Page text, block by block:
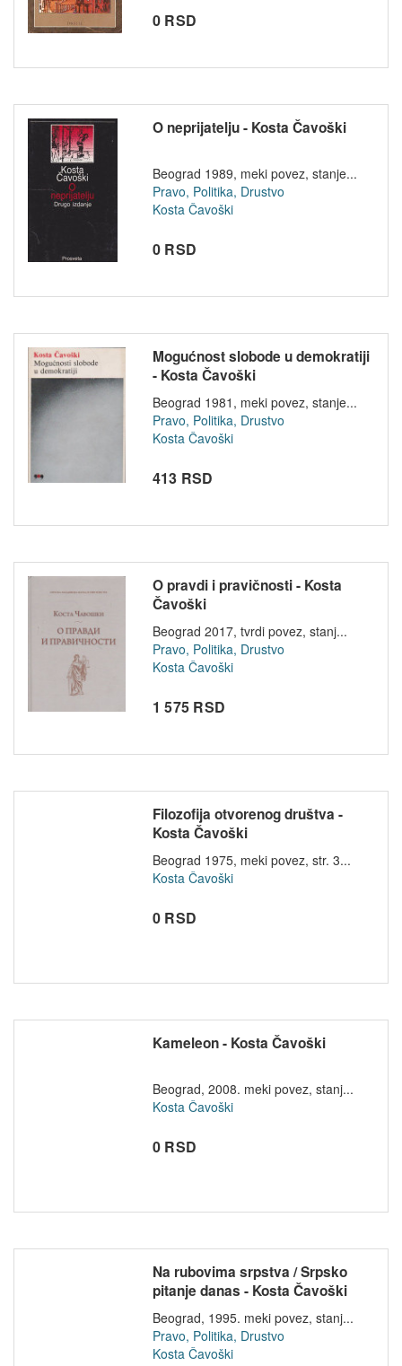
0 RSD
O neprijatelju - Kosta Čavoški
Beograd 1989, meki povez, stanje...
Pravo, Politika, Drustvo
Kosta Čavoški
0 RSD
Mogućnost slobode u demokratiji
- Kosta Čavoški
Beograd 1981, meki povez, stanje...
Pravo, Politika, Drustvo
Kosta Čavoški
413 RSD
O pravdi i pravičnosti - Kosta
Čavoški
Beograd 2017, tvrdi povez, stanj...
Pravo, Politika, Drustvo
Kosta Čavoški
1 575 RSD
Filozofija otvorenog društva -
Kosta Čavoški
Beograd 1975, meki povez, str. 3...
Kosta Čavoški
0 RSD
Kameleon - Kosta Čavoški
Beograd, 2008. meki povez, stanj...
Kosta Čavoški
0 RSD
Na rubovima srpstva / Srpsko
pitanje danas - Kosta Čavoški
Beograd, 1995. meki povez, stanj...
Pravo, Politika, Drustvo
Kosta Čavoški